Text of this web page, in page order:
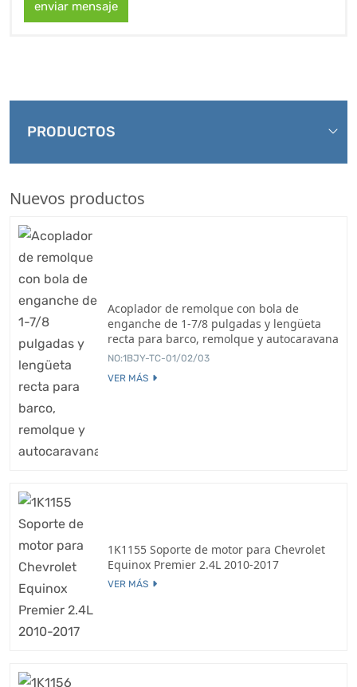
enviar mensaje
PRODUCTOS
Nuevos productos
Acoplador de remolque con bola de
enganche de 1-7/8 pulgadas y lengüeta
recta para barco, remolque y autocaravana
NO:1BJY-TC-01/02/03
VER MÁS
1K1155 Soporte de motor para Chevrolet
Equinox Premier 2.4L 2010-2017
VER MÁS